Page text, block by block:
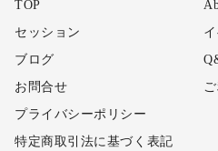
TOP
セッション
ブログ
お問合せ
プライバシーポリシー
特定商取引法に基づく表記